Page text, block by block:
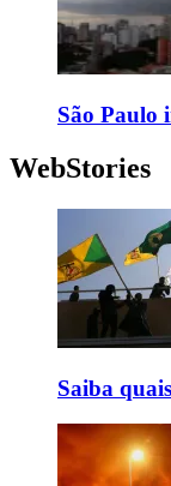
São Paulo
WebStories
Saiba